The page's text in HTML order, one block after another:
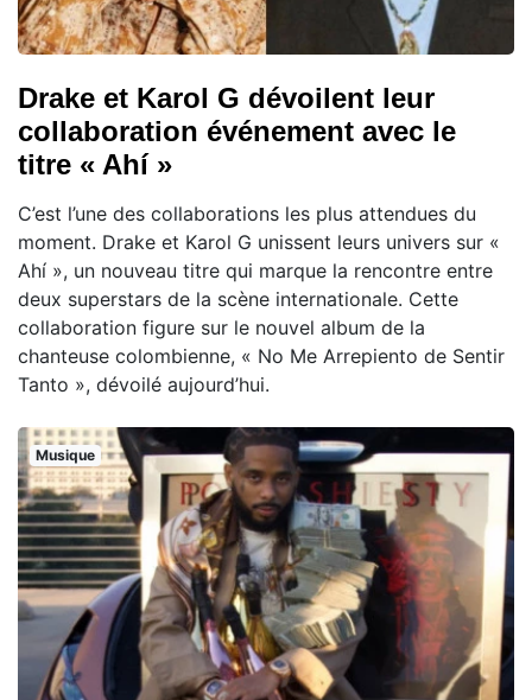
Drake et Karol G dévoilent leur
collaboration événement avec le
titre « Ahí »
C’est l’une des collaborations les plus attendues du
moment. Drake et Karol G unissent leurs univers sur «
Ahí », un nouveau titre qui marque la rencontre entre
deux superstars de la scène internationale. Cette
collaboration figure sur le nouvel album de la
chanteuse colombienne, « No Me Arrepiento de Sentir
Tanto », dévoilé aujourd’hui.
Musique